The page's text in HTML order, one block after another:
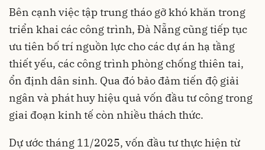
Bên cạnh việc tập trung tháo gỡ khó khăn trong
triển khai các công trình, Đà Nẵng cũng tiếp tục
ưu tiên bố trí nguồn lực cho các dự án hạ tầng
thiết yếu, các công trình phòng chống thiên tai,
ổn định dân sinh. Qua đó bảo đảm tiến độ giải
ngân và phát huy hiệu quả vốn đầu tư công trong
giai đoạn kinh tế còn nhiều thách thức.
Dự ước tháng 11/2025, vốn đầu tư thực hiện từ